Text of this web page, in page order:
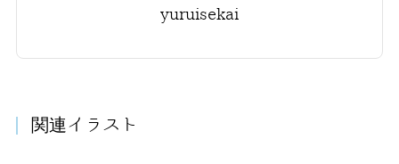
yuruisekai
関連イラスト